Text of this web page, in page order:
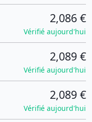
2,086 €
Vérifié aujourd'hui
2,089 €
Vérifié aujourd'hui
2,089 €
Vérifié aujourd'hui